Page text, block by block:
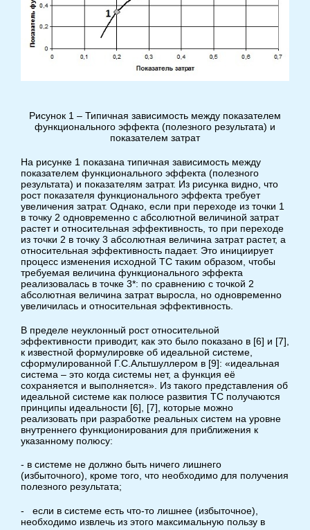
Рисунок 1 – Типичная зависимость между показателем
функционального эффекта (полезного результата) и
показателем затрат
На рисунке 1 показана типичная зависимость между
показателем функционального эффекта (полезного
результата) и показателям затрат. Из рисунка видно, что
рост показателя функционального эффекта требует
увеличения затрат. Однако, если при переходе из точки 1
в точку 2 одновременно с абсолютной величиной затрат
растет и относительная эффективность, то при переходе
из точки 2 в точку 3 абсолютная величина затрат растет, а
относительная эффективность падает. Это инициирует
процесс изменения исходной ТС таким образом, чтобы
требуемая величина функционального эффекта
реализовалась в точке 3*: по сравнению с точкой 2
абсолютная величина затрат выросла, но одновременно
увеличилась и относительная эффективность.
В пределе неуклонный рост относительной
эффективности приводит, как это было показано в [6] и [7],
к известной формулировке об идеальной системе,
сформулированной Г.С.Альтшуллером в [9]: «идеальная
система – это когда системы нет, а функция её
сохраняется и выполняется». Из такого представления об
идеальной системе как полюсе развития ТС получаются
принципы идеальности [6], [7], которые можно
реализовать при разработке реальных систем на уровне
внутреннего функционирования для приближения к
указанному полюсу:
- в системе не должно быть ничего лишнего
(избыточного), кроме того, что необходимо для получения
полезного результата;
- если в системе есть что-то лишнее (избыточное),
необходимо извлечь из этого максимальную пользу в